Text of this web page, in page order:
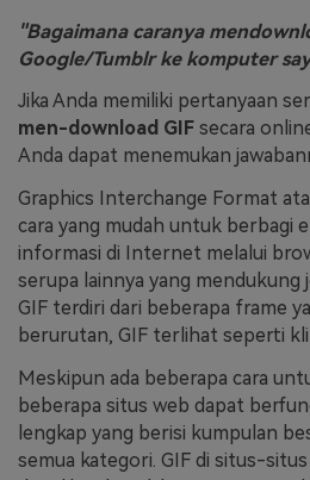
FAQs
Tips & Tutorial AI
Postingan Terbaru
Jelajahi Lebih Banyak >>
Masuk
Berkreasi
"Bagaimana caranya
Google/Tumblr ke komputer
Jika Anda memiliki pertanyaan
men-download GIF secara
Anda dapat menemukan
Graphics Interchange Format
cara yang mudah untuk berbagi
informasi di Internet melalui
serupa lainnya yang mendukung
GIF terdiri dari beberapa frame
berurutan, GIF terlihat seperti
Meskipun ada beberapa cara
beberapa situs web dapat
lengkap yang berisi kumpulan
semua kategori. GIF di situs-